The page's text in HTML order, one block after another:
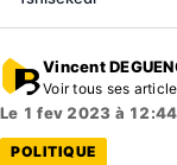
Vincent
Voir tous ses
Le 1 fev 2023 à 12:44
POLITIQUE